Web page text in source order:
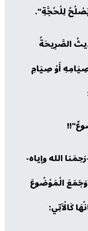
لِلْحُجَّةِ".
الصَّرِيحَةُ
أَوْ صِيَامِ
الله وإياه-
الْمَوْضُوعَ
كَالْآتِي: